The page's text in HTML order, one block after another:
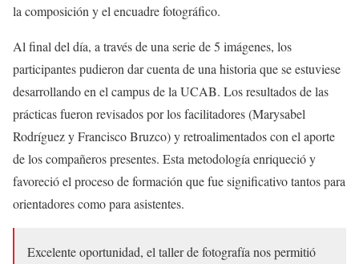
la composición y el encuadre fotográfico.
Al final del día, a través de una serie de 5 imágenes, los
participantes pudieron dar cuenta de una historia que se estuviese
desarrollando en el campus de la UCAB. Los resultados de las
prácticas fueron revisados por los facilitadores (Marysabel
Rodríguez y Francisco Bruzco) y retroalimentados con el aporte
de los compañeros presentes. Esta metodología enriqueció y
favoreció el proceso de formación que fue significativo tantos para
orientadores como para asistentes.
Excelente oportunidad, el taller de fotografía nos permitió